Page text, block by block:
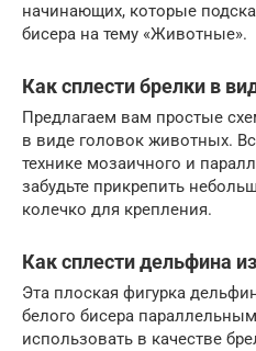
начинающих, которые
бисера на тему «Животные».
Как сплести брелки в
Предлагаем вам простые
в виде головок животных.
технике мозаичного и
забудьте прикрепить
колечко для крепления.
Как сплести дельфина
Эта плоская фигурка
белого бисера
использовать в качестве